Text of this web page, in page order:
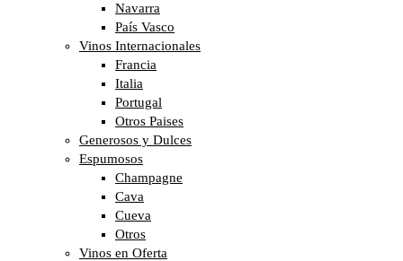
Navarra
País Vasco
Vinos Internacionales
Francia
Italia
Portugal
Otros Paises
Generosos y Dulces
Espumosos
Champagne
Cava
Cueva
Otros
Vinos en Oferta